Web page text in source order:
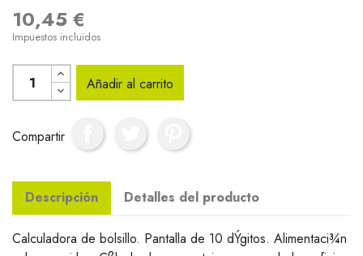
10,45 €
Impuestos incluidos
Añadir al carrito
Compartir
Descripción Detalles del producto
Calculadora de bolsillo. Pantalla de 10 dÝgitos. Alimentaci¾n